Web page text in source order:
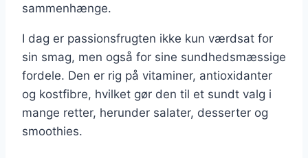
sammenhænge.
I dag er passionsfrugten ikke kun værdsat for
sin smag, men også for sine sundhedsmæssige
fordele. Den er rig på vitaminer, antioxidanter
og kostfibre, hvilket gør den til et sundt valg i
mange retter, herunder salater, desserter og
smoothies.